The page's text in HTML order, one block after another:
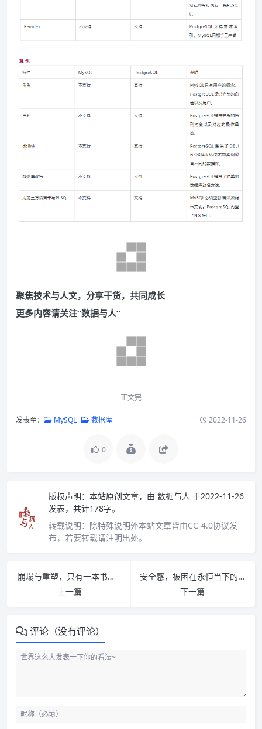
聚焦技术与人文，分享干货，共同成长
更多内容请关注“数据与人”
正文完
发表至： MySQL 数据库 2022-11-26
0
版权声明： 本站原创文章，由 数据与人 于2022-11-26
发表，共计178字。
转载说明： 除特殊说明外本站文章皆由CC-4.0协议发
布，若要转载请注明出处。
崩塌与重塑，只有一本书的距离
上一篇
安全感，被困在永恒当下的罪魁祸首
下一篇
评论（没有评论）